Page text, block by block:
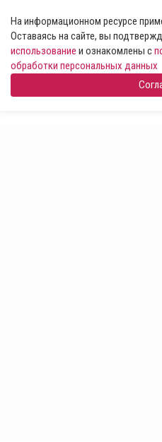
На информационном ресурсе
Оставаясь на сайте, вы
использование и ознакомлены с
обработки персональных данных